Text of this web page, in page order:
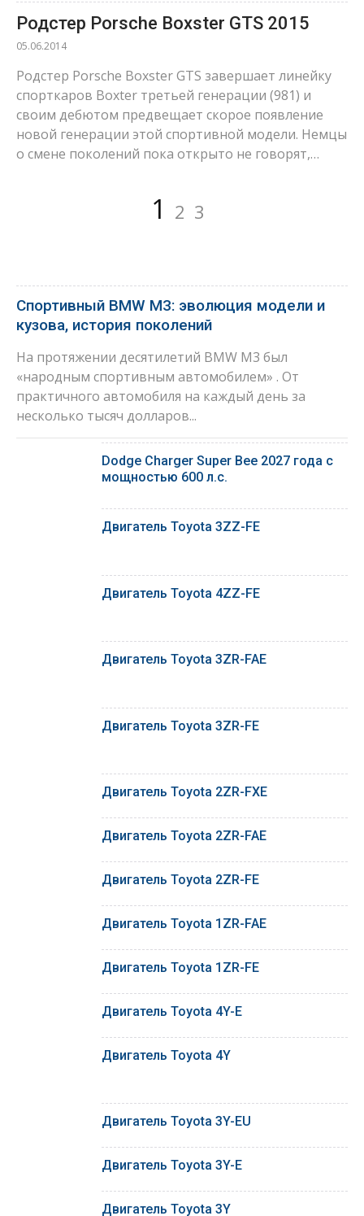
Родстер Porsche Boxster GTS 2015
05.06.2014
Родстер Porsche Boxster GTS завершает линейку
спорткаров Boxter третьей генерации (981) и
своим дебютом предвещает скорое появление
новой генерации этой спортивной модели. Немцы
о смене поколений пока открыто не говорят,…
Страница
1 Страница
2 Страница
3
Спортивный BMW M3: эволюция модели и
кузова, история поколений
На протяжении десятилетий BMW M3 был
«народным спортивным автомобилем» . От
практичного автомобиля на каждый день за
несколько тысяч долларов...
Dodge Charger Super Bee 2027 года с
мощностью 600 л.с.
Двигатель Toyota 3ZZ-FE
Двигатель Toyota 4ZZ-FE
Двигатель Toyota 3ZR-FAE
Двигатель Toyota 3ZR-FE
Двигатель Toyota 2ZR-FXE
Двигатель Toyota 2ZR-FAE
Двигатель Toyota 2ZR-FE
Двигатель Toyota 1ZR-FAE
Двигатель Toyota 1ZR-FE
Двигатель Toyota 4Y-E
Двигатель Toyota 4Y
Двигатель Toyota 3Y-EU
Двигатель Toyota 3Y-E
Двигатель Toyota 3Y